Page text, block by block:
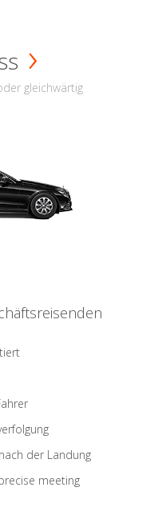
gleichwärtig
der Landung
meeting